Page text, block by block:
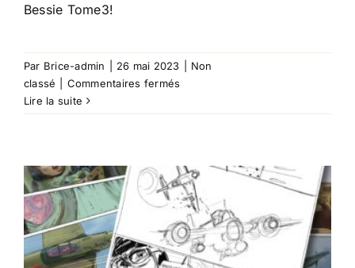
Bessie Tome3!
Par Brice-admin 26 mai 2023
Non
classé
Commentaires ferméssur
t03
Lire la suite